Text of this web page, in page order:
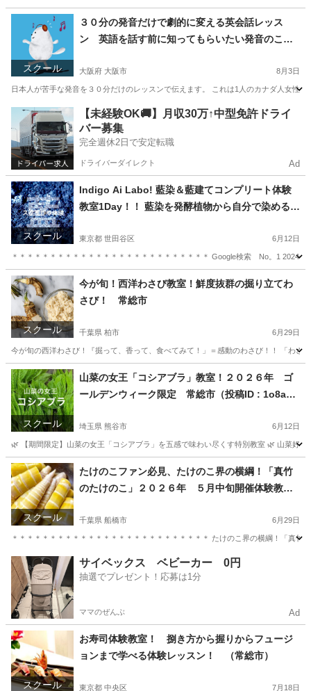
栃木 宇都宮市 生活知識 山菜
スクール
３０分の発音だけで劇的に変える英会話レッス
ン 英語を話す前に知ってもらいたい発音のこ
大阪府 大阪市 8月3日
日本人が苦手な発音を３０分だけのレッスンで伝えます。 これは1人のカナダ人女性
大阪 大阪市 英語 アルファベット
【未経験OK🚚】月収30万↑中型免許ドライ
バー募集
完全週休2日で安定転職
ドライバーダイレクト Ad
スクール
Indigo Ai Labo! 藍染＆藍建てコンプリート体験
教室1Day！！ 藍染を発酵植物から自分で染めるま
東京都 世田谷区 6月12日
＊＊＊＊＊＊＊＊＊＊＊＊＊＊＊＊＊＊＊＊＊＊＊＊＊＊ Google検索 No。1 2024
東京 世田谷区 日本文化 藍染
スクール
今が旬！西洋わさび教室！鮮度抜群の掘り立てわ
さび！ 常総市
千葉県 柏市 6月29日
今が旬の西洋わさび！『掘って、香って、食べてみて！」＝感動のわさび！！ 「わ
千葉 柏市 生活知識 お刺身
スクール
山菜の女王「コシアブラ」教室！２０２６年 ゴ
ールデンウィーク限定 常総市（投稿ID : 1o8aw
埼玉県 熊谷市 6月12日
🌿 【期間限定】山菜の女王「コシアブラ」を五感で味わい尽くす特別教室 🌿 山菜好
埼玉 熊谷市 生活知識
スクール
たけのこファン必見、たけのこ界の横綱！「真竹
のたけのこ」２０２６年 ５月中旬開催体験教室
千葉県 船橋市 6月29日
＊＊＊＊＊＊＊＊＊＊＊＊＊＊＊＊＊＊＊＊＊＊＊＊＊＊ たけのこ界の横綱！「真
千葉 船橋市 生活知識
サイベックス ベビーカー 0円
抽選でプレゼント！応募は1分
ママのぜんぶ Ad
スクール
お寿司体験教室！ 捌き方から握りからフュージ
ョンまで学べる体験レッスン！ （常総市）
東京都 中央区 7月18日